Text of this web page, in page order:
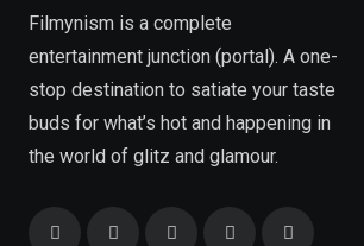
Filmynism is a complete
entertainment junction (portal). A one-
stop destination to satiate your taste
buds for what’s hot and happening in
the world of glitz and glamour.